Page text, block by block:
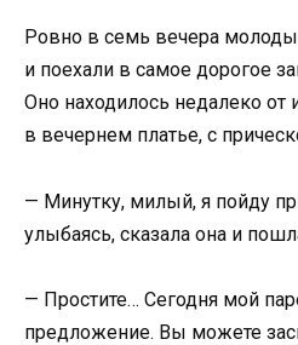
Ровно в семь вечера
и поехали в самое дорогое
Оно находилось недалеко от
в вечернем платье, с
— Минутку, милый, я пойду
улыбаясь, сказала она и
— Простите… Сегодня мой
предложение. Вы можете